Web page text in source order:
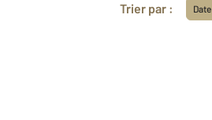
Trier par : Date